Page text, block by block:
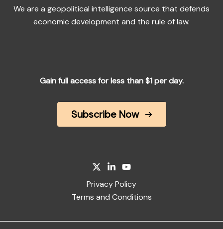
We are a geopolitical intelligence source that defends
economic development and the rule of law.
Gain full access for less than $1 per day.
Subscribe Now
Privacy Policy
Terms and Conditions